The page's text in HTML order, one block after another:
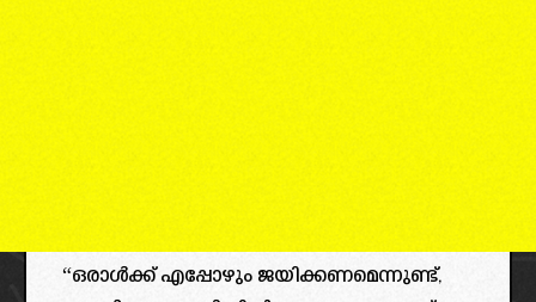
“ഒരാൾക്ക് എപ്പോഴും ജയിക്കണമെന്നുണ്ട്,